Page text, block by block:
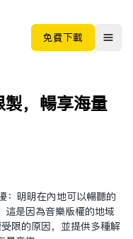
免费下载
，畅享海量
：明明在内地可以畅听的
这是因为音乐版权的地域
限的原因，并提供多种解